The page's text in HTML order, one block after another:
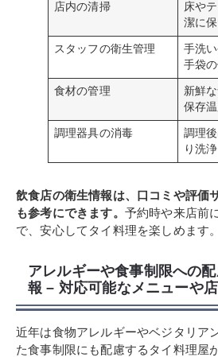
店内の清掃
床や
潔に
スタッフの衛生管理
手洗
手袋
食材の管理
新鮮
保存
調理器具の消毒
調理
り洗
飲食店の衛生情報は、口コミや評価
も参考にできます。 予約時や来店前
で、安心してタイ料理を楽しめます。
アレルギーや食事制限への
報 – 対応可能なメニューや
近年は食物アレルギーやベジタリア
た食事制限にも配慮するタイ料理屋